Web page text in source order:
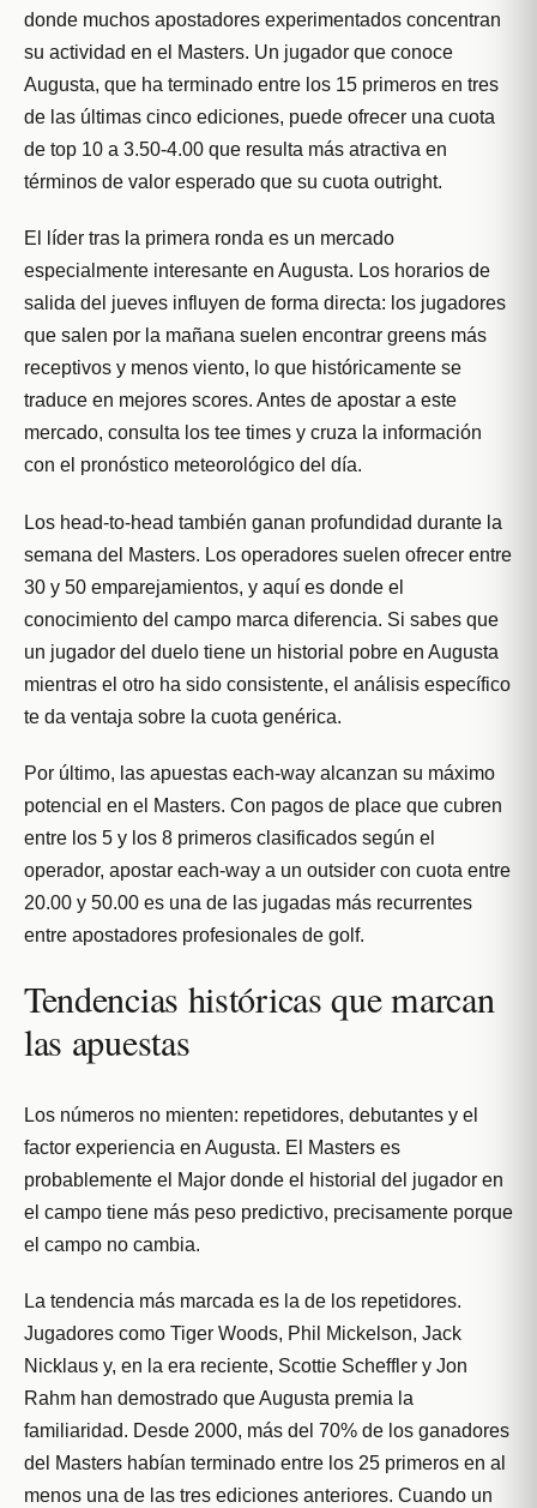
donde muchos apostadores experimentados concentran
su actividad en el Masters. Un jugador que conoce
Augusta, que ha terminado entre los 15 primeros en tres
de las últimas cinco ediciones, puede ofrecer una cuota
de top 10 a 3.50-4.00 que resulta más atractiva en
términos de valor esperado que su cuota outright.
El líder tras la primera ronda es un mercado
especialmente interesante en Augusta. Los horarios de
salida del jueves influyen de forma directa: los jugadores
que salen por la mañana suelen encontrar greens más
receptivos y menos viento, lo que históricamente se
traduce en mejores scores. Antes de apostar a este
mercado, consulta los tee times y cruza la información
con el pronóstico meteorológico del día.
Los head-to-head también ganan profundidad durante la
semana del Masters. Los operadores suelen ofrecer entre
30 y 50 emparejamientos, y aquí es donde el
conocimiento del campo marca diferencia. Si sabes que
un jugador del duelo tiene un historial pobre en Augusta
mientras el otro ha sido consistente, el análisis específico
te da ventaja sobre la cuota genérica.
Por último, las apuestas each-way alcanzan su máximo
potencial en el Masters. Con pagos de place que cubren
entre los 5 y los 8 primeros clasificados según el
operador, apostar each-way a un outsider con cuota entre
20.00 y 50.00 es una de las jugadas más recurrentes
entre apostadores profesionales de golf.
Tendencias históricas que marcan
las apuestas
Los números no mienten: repetidores, debutantes y el
factor experiencia en Augusta. El Masters es
probablemente el Major donde el historial del jugador en
el campo tiene más peso predictivo, precisamente porque
el campo no cambia.
La tendencia más marcada es la de los repetidores.
Jugadores como Tiger Woods, Phil Mickelson, Jack
Nicklaus y, en la era reciente, Scottie Scheffler y Jon
Rahm han demostrado que Augusta premia la
familiaridad. Desde 2000, más del 70% de los ganadores
del Masters habían terminado entre los 25 primeros en al
menos una de las tres ediciones anteriores. Cuando un